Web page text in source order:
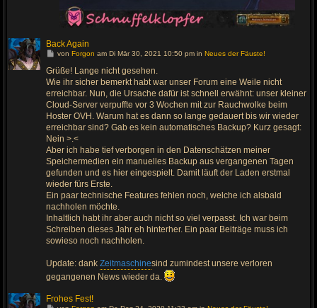
Back Again
G
h
e
z
u
l
e
z
t
e
n
B
e
i
t
r
a
g
von Forgon am Di Mär 30, 2021 10:50 pm in Neues der Fäuste!
Grüße! Lange nicht gesehen.
Wie ihr sicher bemerkt habt war unser Forum eine Weile nicht
erreichbar. Nun, die Ursache dafür ist schnell erwähnt: unser kleiner
Cloud-Server verpuffte vor 3 Wochen mit zur Rauchwolke beim
Hoster OVH. Warum hat es dann so lange gedauert bis wir wieder
erreichbar sind? Gab es kein automatisches Backup? Kurz gesagt:
Nein >.<
Aber ich habe tief verborgen in den Datenschätzen meiner
Speichermedien ein manuelles Backup aus vergangenen Tagen
gefunden und es hier eingespielt. Damit läuft der Laden erstmal
wieder fürs Erste.
Ein paar technische Features fehlen noch, welche ich alsbald
nachholen möchte.
Inhaltlich habt ihr aber auch nicht so viel verpasst. Ich war beim
Schreiben dieses Jahr eh hinterher. Ein paar Beiträge muss ich
sowieso noch nachholen.
Update: dank Zeitmaschinesind zumindest unsere verloren
gegangenen News wieder da.
Frohes Fest!